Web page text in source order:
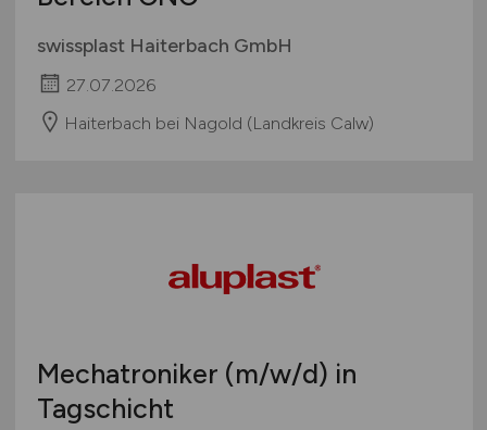
swissplast Haiterbach GmbH
27.07.2026
Haiterbach bei Nagold (Landkreis Calw)
Mechatroniker (m/w/d) in
Tagschicht